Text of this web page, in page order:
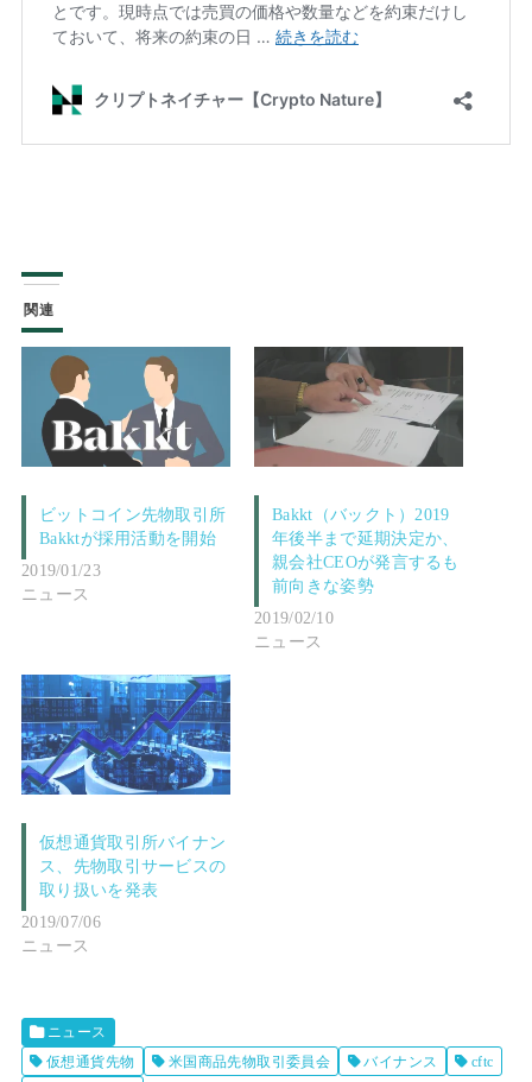
関連
ビットコイン先物取引所
Bakktが採用活動を開始
2019/01/23
ニュース
Bakkt（バックト）2019
年後半まで延期決定か、
親会社CEOが発言するも
前向きな姿勢
2019/02/10
ニュース
仮想通貨取引所バイナン
ス、先物取引サービスの
取り扱いを発表
2019/07/06
ニュース
ニュース
仮想通貨先物
米国商品先物取引委員会 バイナンス cftc